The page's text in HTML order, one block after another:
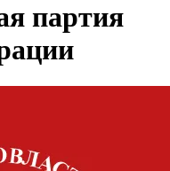
партия